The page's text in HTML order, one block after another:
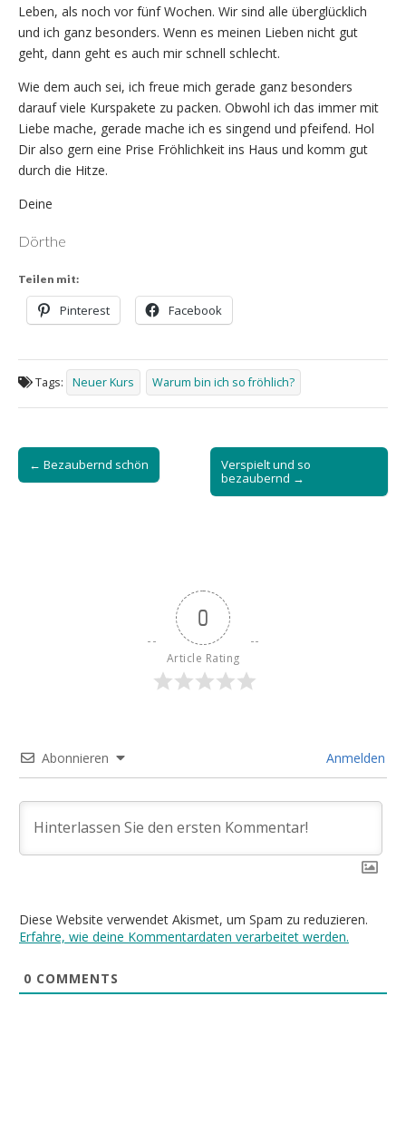
Leben, als noch vor fünf Wochen. Wir sind alle überglücklich
und ich ganz besonders. Wenn es meinen Lieben nicht gut
geht, dann geht es auch mir schnell schlecht.
Wie dem auch sei, ich freue mich gerade ganz besonders
darauf viele Kurspakete zu packen. Obwohl ich das immer mit
Liebe mache, gerade mache ich es singend und pfeifend. Hol
Dir also gern eine Prise Fröhlichkeit ins Haus und komm gut
durch die Hitze.
Deine
Dörthe
Teilen mit:
Pinterest Facebook
Tags: Neuer Kurs Warum bin ich so fröhlich?
Post
navigation
← Bezaubernd schön
Verspielt und so
bezaubernd →
0
Article Rating
Abonnieren Anmelden
Diese Website verwendet Akismet, um Spam zu reduzieren.
Erfahre, wie deine Kommentardaten verarbeitet werden.
0 COMMENTS